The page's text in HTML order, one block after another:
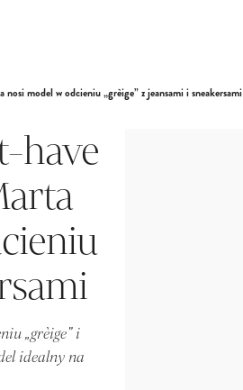
model w odcieniu „grèige” z jeansami i sneakersami
have
„grèige” i
idealny na